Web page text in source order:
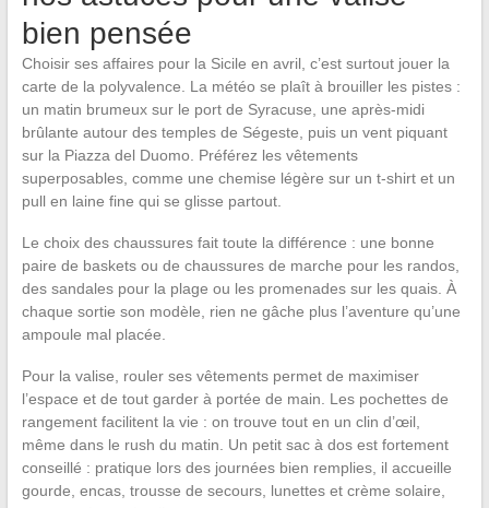
bien pensée
Choisir ses affaires pour la Sicile en avril, c’est surtout jouer la
carte de la polyvalence. La météo se plaît à brouiller les pistes :
un matin brumeux sur le port de Syracuse, une après-midi
brûlante autour des temples de Ségeste, puis un vent piquant
sur la Piazza del Duomo. Préférez les vêtements
superposables, comme une chemise légère sur un t-shirt et un
pull en laine fine qui se glisse partout.
Le choix des chaussures fait toute la différence : une bonne
paire de baskets ou de chaussures de marche pour les randos,
des sandales pour la plage ou les promenades sur les quais. À
chaque sortie son modèle, rien ne gâche plus l’aventure qu’une
ampoule mal placée.
Pour la valise, rouler ses vêtements permet de maximiser
l’espace et de tout garder à portée de main. Les pochettes de
rangement facilitent la vie : on trouve tout en un clin d’œil,
même dans le rush du matin. Un petit sac à dos est fortement
conseillé : pratique lors des journées bien remplies, il accueille
gourde, encas, trousse de secours, lunettes et crème solaire,